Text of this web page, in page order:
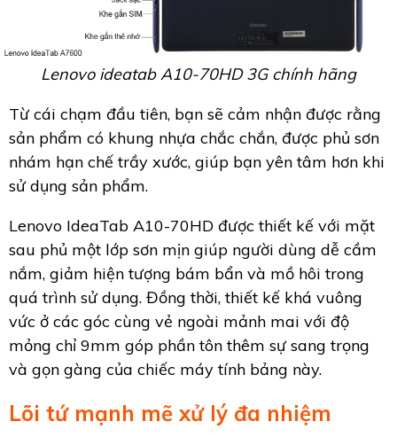
Lenovo ideatab A10-70HD 3G chính hãng
Từ cái chạm đầu tiên, bạn sẽ cảm nhận được rằng
sản phẩm có khung nhựa chắc chắn, được phủ sơn
nhám hạn chế trầy xước, giúp bạn yên tâm hơn khi
sử dụng sản phẩm.
Lenovo IdeaTab A10-70HD được thiết kế với mặt
sau phủ một lớp sơn mịn giúp người dùng dễ cầm
nắm, giảm hiện tượng bám bẩn và mồ hôi trong
quá trình sử dụng. Đồng thời, thiết kế khá vuông
vức ở các góc cùng vẻ ngoài mảnh mai với độ
mỏng chỉ 9mm góp phần tôn thêm sự sang trọng
và gọn gàng của chiếc máy tính bảng này.
Lõi tứ mạnh mẽ xử lý đa nhiệm